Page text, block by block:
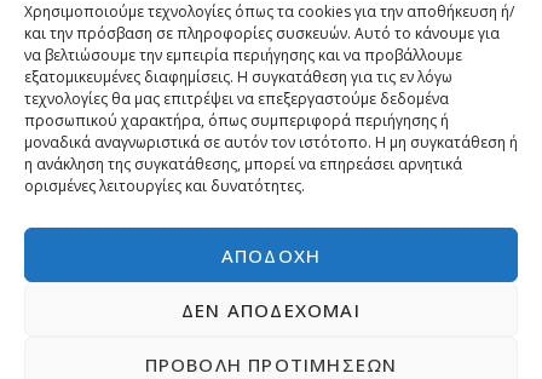
Χρησιμοποιούμε τεχνολογίες όπως τα cookies για την αποθήκευση ή/
και την πρόσβαση σε πληροφορίες συσκευών. Αυτό το κάνουμε για
να βελτιώσουμε την εμπειρία περιήγησης και να προβάλλουμε
εξατομικευμένες διαφημίσεις. Η συγκατάθεση για τις εν λόγω
τεχνολογίες θα μας επιτρέψει να επεξεργαστούμε δεδομένα
προσωπικού χαρακτήρα, όπως συμπεριφορά περιήγησης ή
μοναδικά αναγνωριστικά σε αυτόν τον ιστότοπο. Η μη συγκατάθεση ή
η ανάκληση της συγκατάθεσης, μπορεί να επηρεάσει αρνητικά
ορισμένες λειτουργίες και δυνατότητες.
ΑΠΟΔΟΧΉ
ΔΕΝ ΑΠΟΔΈΧΟΜΑΙ
ΠΡΟΒΟΛΉ ΠΡΟΤΙΜΉΣΕΩΝ
Copyright © 2026 | Developed byPr-om.gr